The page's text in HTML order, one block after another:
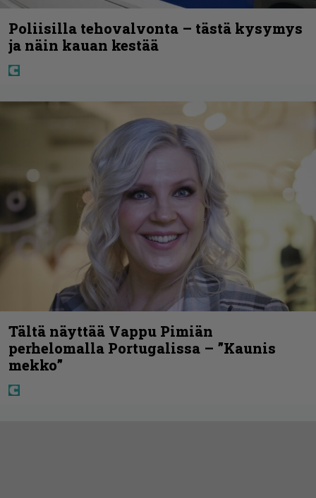
Poliisilla tehovalvonta – tästä kysymys
ja näin kauan kestää
Tältä näyttää Vappu Pimiän
perhelomalla Portugalissa – ”Kaunis
mekko”